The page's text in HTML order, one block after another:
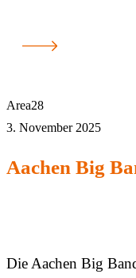
Area28
3. November 2025
Aachen Big
Die Aachen Big